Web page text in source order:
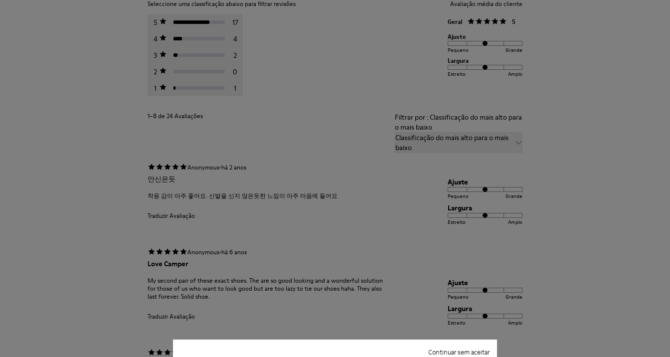
Continuar sem aceitar
Seleccione uma classificação abaixo para filtrar revisões
5
17
4
4
3
2
2
0
1
1
Avaliação média do cliente
Geral
5
Ajuste
Pequeno Grande
Largura
Estreito Amplo
1–8 de 24 Avaliações
Filtrar por : Classificação do mais alto para
o mais baixo
Classificação do mais alto para o mais
baixo
Anonymous·há 2 anos
안신은듯
착용 감이 아주 좋아요. 신발을 신지 않은듯한 느낌이 아주 마음에 들어요
Traduzir Avaliação
Ajuste
Pequeno Grande
Largura
Estreito Amplo
Anonymous·há 6 anos
Love Camper
My second pair of these exact shoes. The are so good looking and a wonderful solution
for those of us who want to look good but are too lazy to tie our shoes haha. They also
last forever. Solid shoe.
Traduzir Avaliação
Ajuste
Pequeno Grande
Largura
Estreito Amplo